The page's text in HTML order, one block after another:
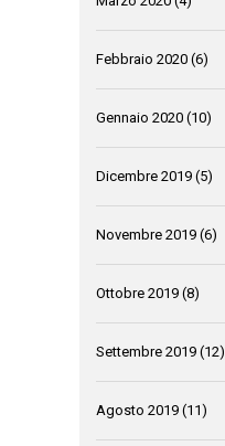
Febbraio 2020 (6)
Gennaio 2020 (10)
Dicembre 2019 (5)
Novembre 2019 (6)
Ottobre 2019 (8)
Settembre 2019 (12)
Agosto 2019 (11)